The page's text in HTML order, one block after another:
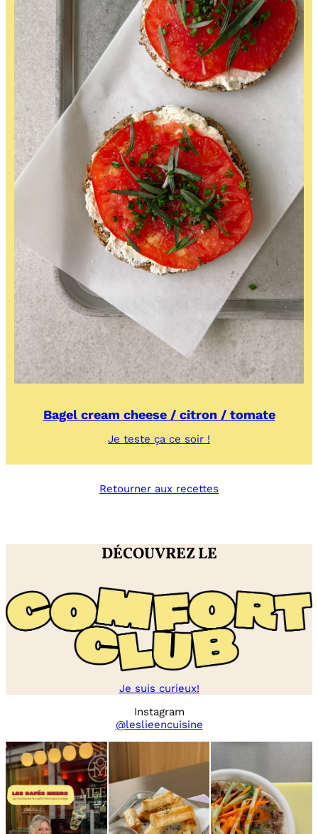
Bagel cream cheese / citron / tomate
Je teste ça ce soir !
cream
/
Retourner aux recettes
DÉCOUVREZ LE
Je suis curieux!
Instagram
@leslieencuisine